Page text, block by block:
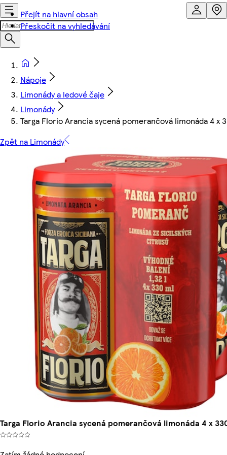
Přejít na hlavní obsah
Přeskočit na vyhledávání
Nápoje
Limonády a ledové čaje
Limonády
Targa Florio Arancia sycená pomerančová limonáda 4 x
Zpět na Limonády
Targa Florio Arancia sycená pomerančová limonáda 4 x